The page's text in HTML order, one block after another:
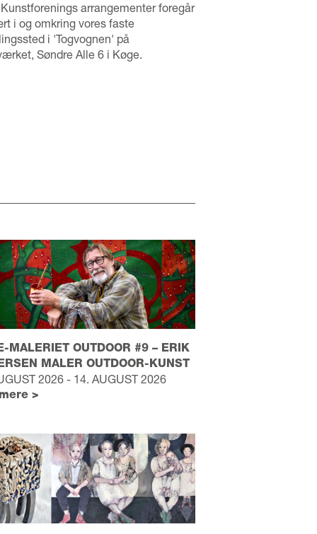
arrangementer foregår
i og omkring vores faste
i 'Togvognen' på
Søndre Alle 6 i Køge.
MALERIET OUTDOOR #9 – ERIK
MALER OUTDOOR-KUNST
2026 - 14. AUGUST 2026
>